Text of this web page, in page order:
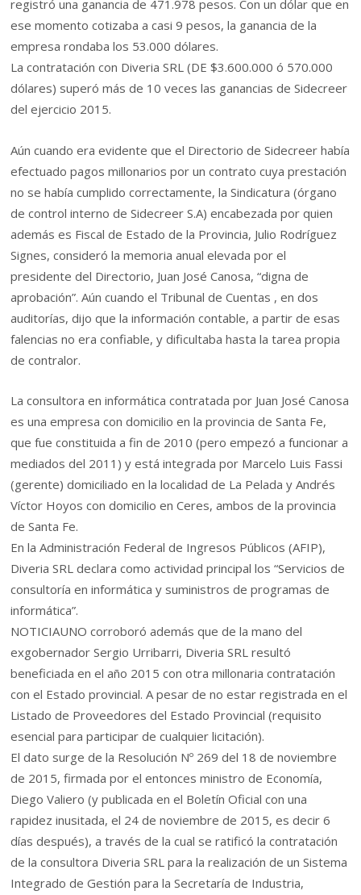
registró una ganancia de 471.978 pesos. Con un dólar que en
ese momento cotizaba a casi 9 pesos, la ganancia de la
empresa rondaba los 53.000 dólares.
La contratación con Diveria SRL (DE $3.600.000 ó 570.000
dólares) superó más de 10 veces las ganancias de Sidecreer
del ejercicio 2015.
Aún cuando era evidente que el Directorio de Sidecreer había
efectuado pagos millonarios por un contrato cuya prestación
no se había cumplido correctamente, la Sindicatura (órgano
de control interno de Sidecreer S.A) encabezada por quien
además es Fiscal de Estado de la Provincia, Julio Rodríguez
Signes, consideró la memoria anual elevada por el
presidente del Directorio, Juan José Canosa, “digna de
aprobación”. Aún cuando el Tribunal de Cuentas , en dos
auditorías, dijo que la información contable, a partir de esas
falencias no era confiable, y dificultaba hasta la tarea propia
de contralor.
La consultora en informática contratada por Juan José Canosa
es una empresa con domicilio en la provincia de Santa Fe,
que fue constituida a fin de 2010 (pero empezó a funcionar a
mediados del 2011) y está integrada por Marcelo Luis Fassi
(gerente) domiciliado en la localidad de La Pelada y Andrés
Víctor Hoyos con domicilio en Ceres, ambos de la provincia
de Santa Fe.
En la Administración Federal de Ingresos Públicos (AFIP),
Diveria SRL declara como actividad principal los “Servicios de
consultoría en informática y suministros de programas de
informática”.
NOTICIAUNO corroboró además que de la mano del
exgobernador Sergio Urribarri, Diveria SRL resultó
beneficiada en el año 2015 con otra millonaria contratación
con el Estado provincial. A pesar de no estar registrada en el
Listado de Proveedores del Estado Provincial (requisito
esencial para participar de cualquier licitación).
El dato surge de la Resolución Nº 269 del 18 de noviembre
de 2015, firmada por el entonces ministro de Economía,
Diego Valiero (y publicada en el Boletín Oficial con una
rapidez inusitada, el 24 de noviembre de 2015, es decir 6
días después), a través de la cual se ratificó la contratación
de la consultora Diveria SRL para la realización de un Sistema
Integrado de Gestión para la Secretaría de Industria,